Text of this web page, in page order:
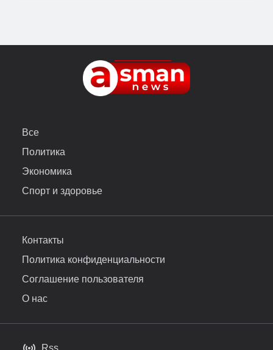
Все
Политика
Экономика
Спорт и здоровье
Контакты
Политика конфиденциальности
Соглашение пользователя
О нас